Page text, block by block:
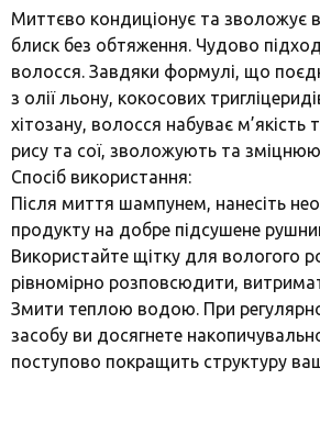
Миттєво кондиціонує та зволожує
блиск без обтяження. Чудово
волосся. Завдяки формулі, що
з олії льону, кокосових
хітозану, волосся набуває м’якість
рису та сої, зволожують та
Спосіб використання:
Після миття шампунем, нанесіть
продукту на добре підсушене
Використайте щітку для вологого
рівномірно розповсюдити,
Змити теплою водою. При
засобу ви досягнете
поступово покращить структуру